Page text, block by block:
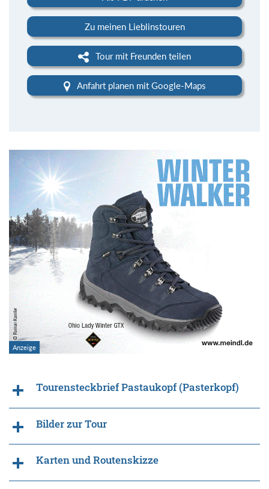
Zu meinen Lieblinstouren
Tour mit Freunden teilen
Anfahrt planen mit Google-Maps
Tourensteckbrief Pastaukopf (Pasterkopf)
Bilder zur Tour
Karten und Routenskizze